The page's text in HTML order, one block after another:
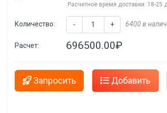
Расчетное время доставки: 18-25
Количество: - + 6400 в
Расчет: 696500.00₽
Запросить Добавить